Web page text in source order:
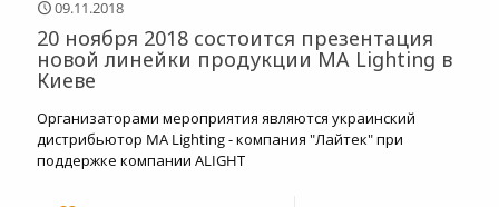
09.11.2018
20 ноября 2018 состоится презентация
новой линейки продукции MA Lighting в
Киеве
Организаторами мероприятия являются украинский
дистрибьютор MA Lighting - компания "Лайтек" при
поддержке компании ALIGHT